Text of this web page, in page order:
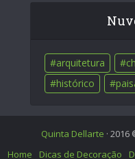
arquitetura
histórico
Quinta Dellarte ·
Home
Dicas de Decoração